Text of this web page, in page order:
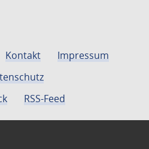
Kontakt
Impressum
RSS-Feed